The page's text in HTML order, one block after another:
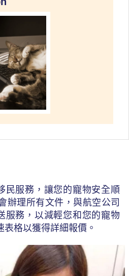
民服務，讓您的寵物安全順
辦理所有文件，與航空公司
服務，以減輕您和您的寵物
格以獲得詳細報價。